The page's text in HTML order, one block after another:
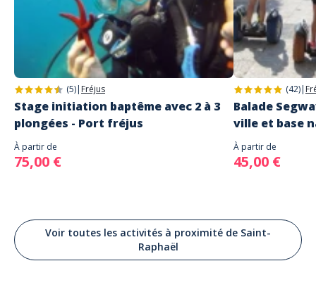
(5)| Fréjus
Stage initiation baptême avec 2 à 3
plongées - Port fréjus
À partir de
75,00 €
(42)|
Balade
ville et base
À partir de
45,00 €
Voir toutes les activités à proximité de Saint-
Raphaël